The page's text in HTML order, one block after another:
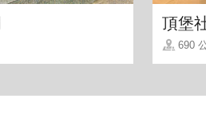
頂堡
690